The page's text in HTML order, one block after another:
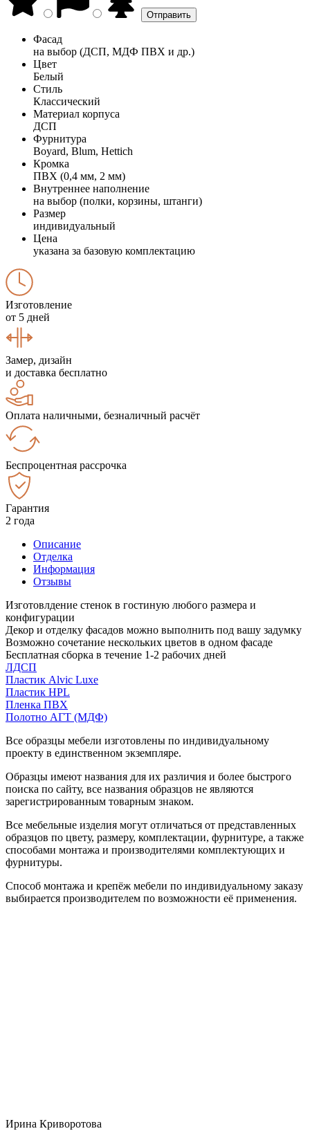
Фасад
на выбор (ДСП, МДФ ПВХ и др.)
Цвет
Белый
Стиль
Классический
Материал корпуса
ДСП
Фурнитура
Boyard, Blum, Hettich
Кромка
ПВХ (0,4 мм, 2 мм)
Внутреннее наполнение
на выбор (полки, корзины, штанги)
Размер
индивидуальный
Цена
указана за базовую комплектацию
Изготовление
от 5 дней
Замер, дизайн
и доставка бесплатно
Оплата наличными, безналичный расчёт
Беспроцентная рассрочка
Гарантия
2 года
Описание
Отделка
Информация
Отзывы
Изготовлдение стенок в гостиную любого размера и
конфигурации
Декор и отделку фасадов можно выполнить под вашу задумку
Возможно сочетание нескольких цветов в одном фасаде
Бесплатная сборка в течение 1-2 рабочих дней
ЛДСП
Пластик Alvic Luxe
Пластик HPL
Пленка ПВХ
Полотно АГТ (МДФ)
Все образцы мебели изготовлены по индивидуальному
проекту в единственном экземпляре.
Образцы имеют названия для их различия и более быстрого
поиска по сайту, все названия образцов не являются
зарегистрированным товарным знаком.
Все мебельные изделия могут отличаться от представленных
образцов по цвету, размеру, комплектации, фурнитуре, а также
способами монтажа и производителями комплектующих и
фурнитуры.
Способ монтажа и крепёж мебели по индивидуальному заказу
выбирается производителем по возможности её применения.
Ирина Криворотова